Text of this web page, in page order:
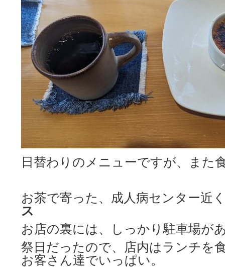
日替わりのメニューですが、また
お茶で寄った、成人病センター近
ス
お店の裏には、しっかり駐車場が
祭日だったので、店内はランチを
お客さん達でいっぱい。